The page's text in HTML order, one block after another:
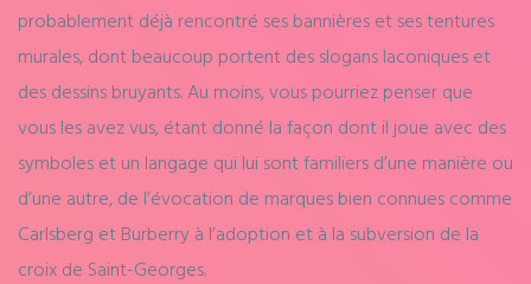
probablement déjà rencontré ses bannières et ses tentures
murales, dont beaucoup portent des slogans laconiques et
des dessins bruyants. Au moins, vous pourriez penser que
vous les avez vus, étant donné la façon dont il joue avec des
symboles et un langage qui lui sont familiers d’une manière ou
d’une autre, de l’évocation de marques bien connues comme
Carlsberg et Burberry à l’adoption et à la subversion de la
croix de Saint-Georges.